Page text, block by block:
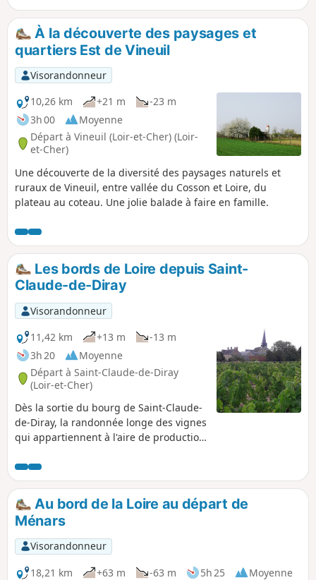
À la découverte des paysages et
quartiers Est de Vineuil
Visorandonneur
10,26 km
+21 m
-23 m
3h 00
Moyenne
Départ à Vineuil (Loir-et-Cher) (Loir-
et-Cher)
Une découverte de la diversité des paysages naturels et
ruraux de Vineuil, entre vallée du Cosson et Loire, du
plateau au coteau. Une jolie balade à faire en famille.
Les bords de Loire depuis Saint-
Claude-de-Diray
Visorandonneur
11,42 km
+13 m
-13 m
3h 20
Moyenne
Départ à Saint-Claude-de-Diray
(Loir-et-Cher)
Dès la sortie du bourg de Saint-Claude-
de-Diray, la randonnée longe des vignes
qui appartiennent à l'aire de production
bords de Loire, avec le château de
Ménars, situé sur l'autre rive, où la
marquise de Pompadour a vécu ses
dernières années. Sur le chemin du
retour, l'ancien viaduc aux nombreuses
arches se laisse admirer sous tous les
angles avant que ne pointe à l'horizon
le clocher du bourg qui signale l'arrivée.
Au bord de la Loire au départ de
Ménars
Visorandonneur
18,21 km
+63 m -63 m 5h 25
Moyenne